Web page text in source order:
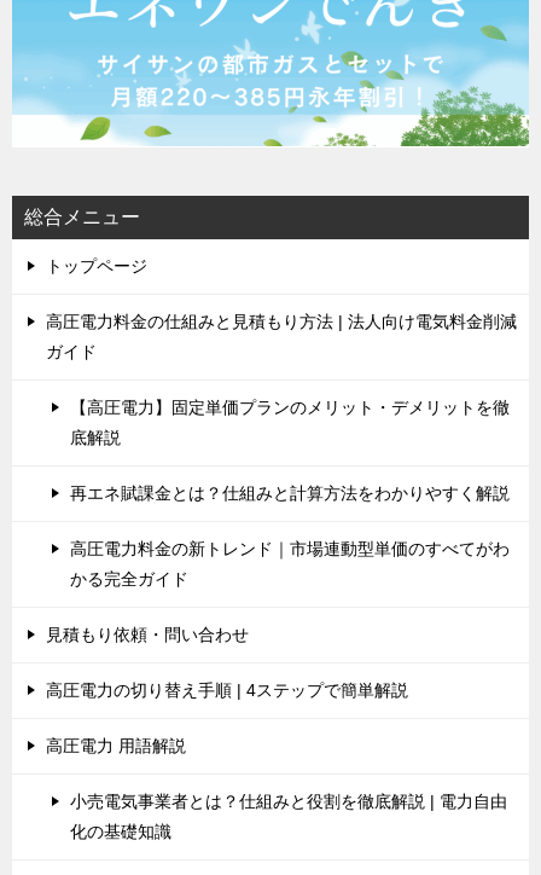
総合メニュー
トップページ
高圧電力料金の仕組みと見積もり方法 | 法人向け電気料金削減
ガイド
【高圧電力】固定単価プランのメリット・デメリットを徹
底解説
再エネ賦課金とは？仕組みと計算方法をわかりやすく解説
高圧電力料金の新トレンド｜市場連動型単価のすべてがわ
かる完全ガイド
見積もり依頼・問い合わせ
高圧電力の切り替え手順 | 4ステップで簡単解説
高圧電力 用語解説
小売電気事業者とは？仕組みと役割を徹底解説 | 電力自由
化の基礎知識